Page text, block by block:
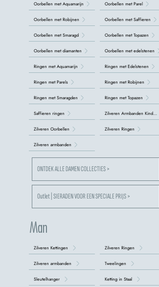
Oorbellen met Aquamarijn
Oorbellen met Robijnen
Oorbellen met Smaragd
Oorbellen met diamanten
Ringen met Aquamarijn
Ringen met Parels
Ringen met Smaragden
Saffieren ringen
Zilveren Oorbellen
Zilveren armbanden
Oorbellen met Parel
Oorbellen met Saffieren
Oorbellen met Topazen
Oorbellen met edelstenen
Ringen met Edelstenen
Ringen met Robijnen
Ringen met Topazen
Zilveren Armbanden Kinderen
Zilveren Ringen
ONTDEK ALLE DAMEN COLLECTIES >
Outlet | SIERADEN VOOR EEN SPECIALE PRIJS >
Man
Zilveren Kettingen
Zilveren armbanden
Sleutelhanger
Zilveren Ringen
Tweelingen
Ketting in Staal